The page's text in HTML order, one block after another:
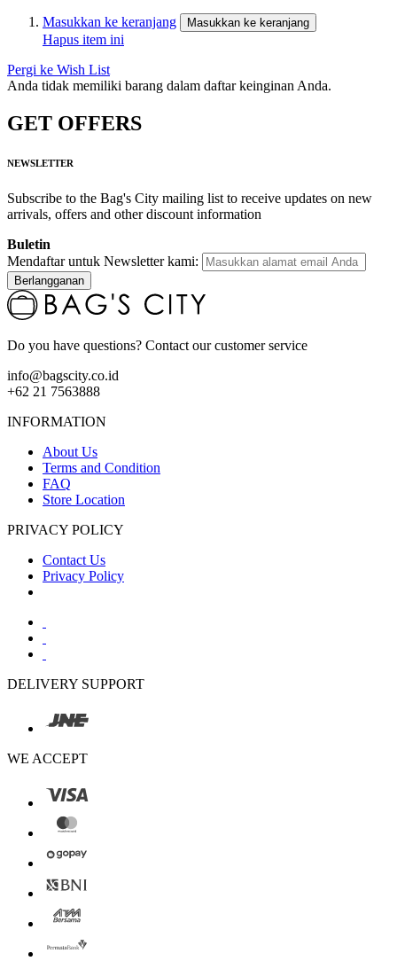
Masukkan ke keranjang Masukkan ke keranjang
Hapus item ini
Pergi ke Wish List
Anda tidak memiliki barang dalam daftar keinginan Anda.
GET OFFERS
NEWSLETTER
Subscribe to the Bag's City mailing list to receive updates on new
arrivals, offers and other discount information
Buletin
Mendaftar untuk Newsletter kami:
Berlangganan
Do you have questions? Contact our customer service
info@bagscity.co.id
+62 21 7563888
INFORMATION
About Us
Terms and Condition
FAQ
Store Location
PRIVACY POLICY
Contact Us
Privacy Policy
DELIVERY SUPPORT
WE ACCEPT